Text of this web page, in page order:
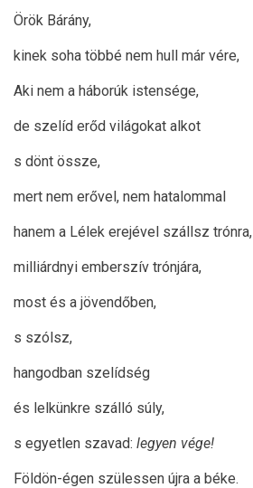
Örök Bárány,
kinek soha többé nem hull már vére,
Aki nem a háborúk istensége,
de szelíd erőd világokat alkot
s dönt össze,
mert nem erővel, nem hatalommal
hanem a Lélek erejével szállsz trónra,
milliárdnyi emberszív trónjára,
most és a jövendőben,
s szólsz,
hangodban szelídség
és lelkünkre szálló súly,
s egyetlen szavad: legyen vége!
Földön-égen szülessen újra a béke.